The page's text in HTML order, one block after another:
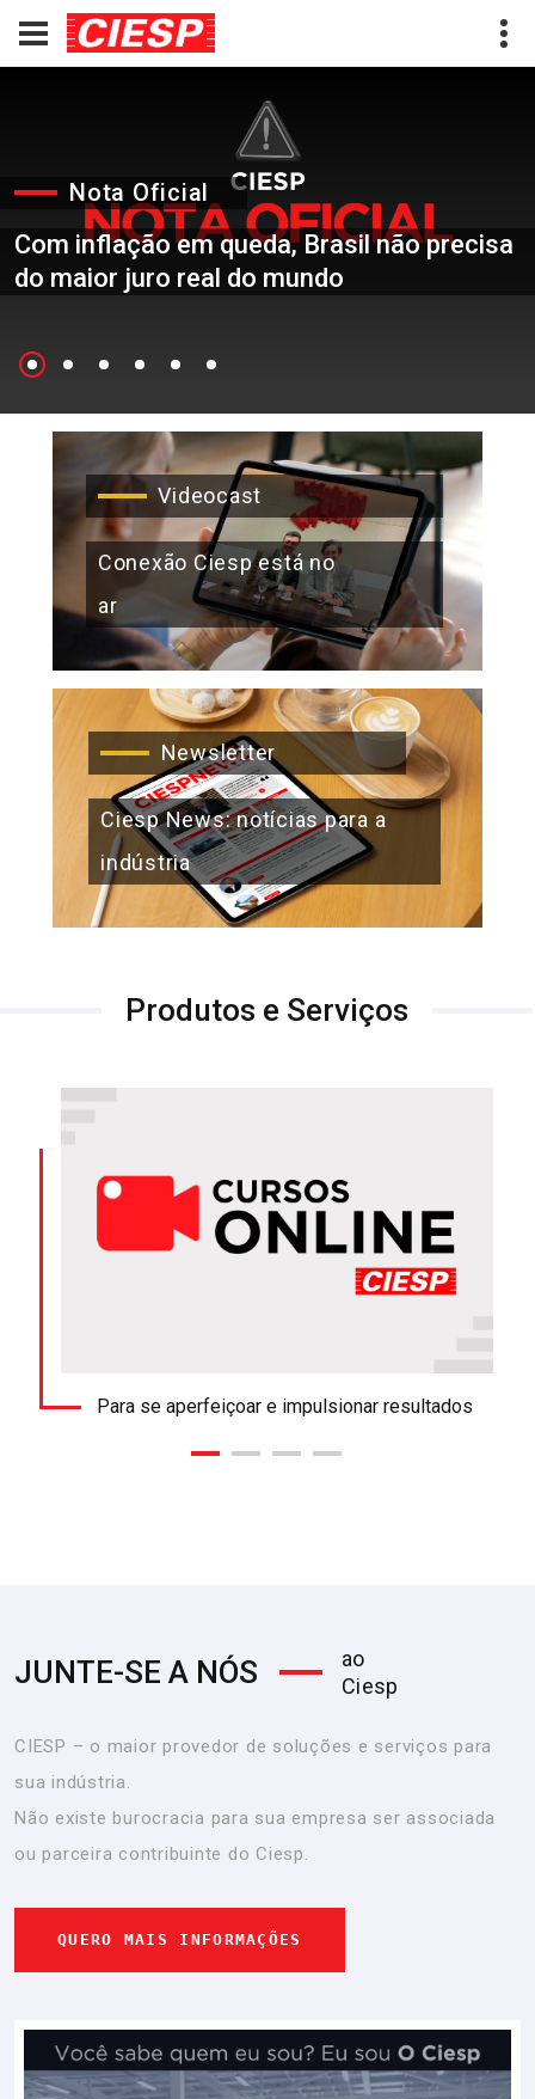
Nota Oficial
Com inflação em queda, Brasil não precisa
do maior juro real do mundo
Videocast
Conexão Ciesp está no
ar
Newsletter
Ciesp News: notícias para a
indústria
Produtos e Serviços
Para se aperfeiçoar e impulsionar resultados
JUNTE-SE A NÓS
ao
Ciesp
CIESP – o maior provedor de soluções e serviços para
sua indústria.
Não existe burocracia para sua empresa ser associada
ou parceira contribuinte do Ciesp.
QUERO MAIS INFORMAÇÕES